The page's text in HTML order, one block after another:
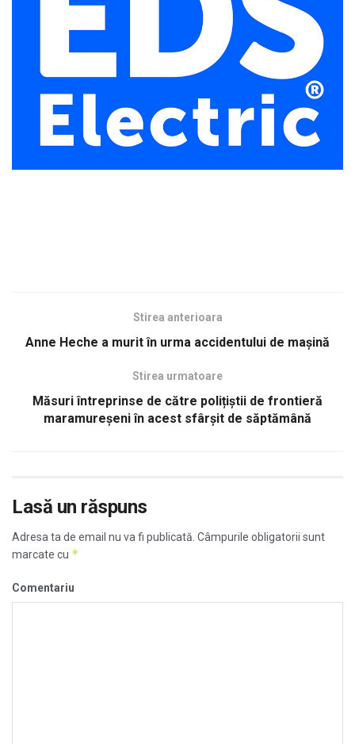
Stirea anterioara
Anne Heche a murit în urma accidentului de maşină
Stirea urmatoare
Măsuri întreprinse de către polițiștii de frontieră
maramureșeni în acest sfârșit de săptămână
Lasă un răspuns
Adresa ta de email nu va fi publicată. Câmpurile obligatorii sunt
marcate cu *
Comentariu